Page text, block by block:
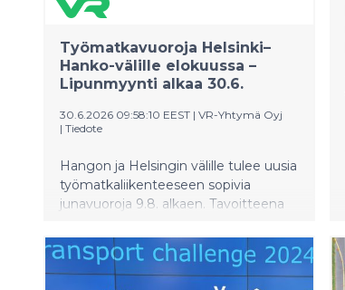
Työmatkavuoroja Helsinki–
Hanko-välille elokuussa –
Lipunmyynti alkaa 30.6.
30.6.2026 09:58:10 EEST | VR-Yhtymä Oyj
| Tiedote
Hangon ja Helsingin välille tulee uusia
työmatkaliikenteeseen sopivia
junavuoroja 9.8. alkaen. Tavoitteena
mahdollisuudet pendelöintiin sekä
kehittää Etelä-Suomen
taajamajunaliikenteen palvelutasoa.